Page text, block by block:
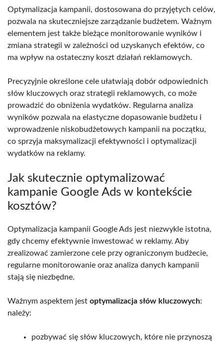
Optymalizacja kampanii, dostosowana do przyjętych celów,
pozwala na skuteczniejsze zarządzanie budżetem. Ważnym
elementem jest także bieżące monitorowanie wyników i
zmiana strategii w zależności od uzyskanych efektów, co
ma wpływ na ostateczny koszt działań reklamowych.
Precyzyjnie określone cele ułatwiają dobór odpowiednich
słów kluczowych oraz strategii reklamowych, co może
prowadzić do obniżenia wydatków. Regularna analiza
wyników pozwala na elastyczne dopasowanie budżetu i
wprowadzenie niskobudżetowych kampanii na początku,
co sprzyja maksymalizacji efektywności i optymalizacji
wydatków na reklamy.
Jak skutecznie optymalizować
kampanie Google Ads w kontekście
kosztów?
Optymalizacja kampanii Google Ads jest niezwykle istotna,
gdy chcemy efektywnie inwestować w reklamy. Aby
zrealizować zamierzone cele przy ograniczonym budżecie,
regularne monitorowanie oraz analiza danych kampanii
stają się niezbędne.
Ważnym aspektem jest optymalizacja słów kluczowych:
należy:
pozbywać się słów kluczowych, które nie przynoszą